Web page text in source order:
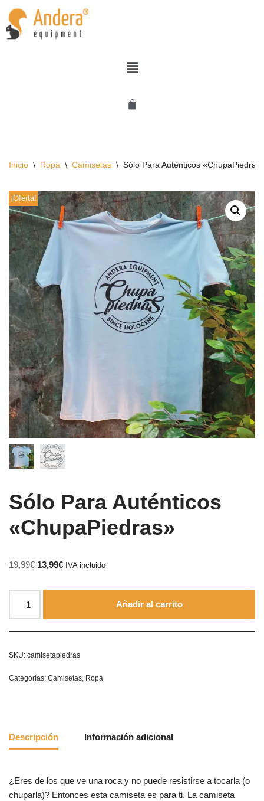
Saltar
Inicio \ Ropa \ Camisetas \ Sólo Para Auténticos
¡Oferta!
Sólo Para Auténticos
«ChupaPiedras»
19,99€ 13,99€ IVA incluido
Añadir al carrito
SKU: camisetapiedras
Categorías: Camisetas, Ropa
Descripción Información adicional
¿Eres de los que ve una roca y no puede resistirse a tocarla (o
chuparla)? Entonces esta camiseta es para ti. La camiseta